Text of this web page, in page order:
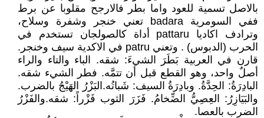
بالاصل تسمية للعود واما بطر فالارجح مقلوبا عن برط
ففي السومرية badara تعني خنجر وشفرة وسلاح،
وترادف اكاديا pattaru أداة كالصولجان تستخدم في
الحرب (الدبوس) . وتعني patru في الاكدية سيف وخنجر.
قارن في العربية بَطَرَ الشيءَ: شقه. الباء والتاء والراء
أصلٌ واحد، وهو القطع قبل أن تتمَّه. فطر الشيء شقه.
البادِرَةُ: الحِدَّةُ. وبادِرَةُ السيف: شَباتُه.البَزْرُ الهَيْجُ بالضرب.
والبَيَازِرُ: العِصِيُّ الضِّخامُ. فَزَرَ الثوب فَزْراً: شقه.والفَزْرُ
الضرب بالعصا.